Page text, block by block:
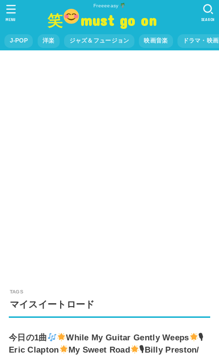
Freeeeasy
笑 must go on
J-POP 洋楽 ジャズ＆フュージョン 映画音楽 ドラマ・映
SEARCH
MENU
マイスイートロード
今日の1曲 While My Guitar Gently Weeps
🎙
Eric Clapton
My Sweet Road 🎙Billy Preston/